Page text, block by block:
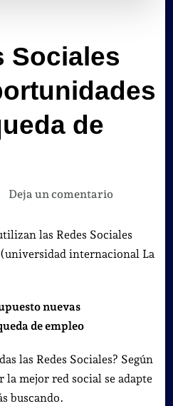
Sociales
de
Deja un comentarioen
Redes
Sociales
de
empleo
las Redes Sociales
internacional La
nuevas
de empleo
las Redes Sociales? Según
mejor red social se adapte
buscando.